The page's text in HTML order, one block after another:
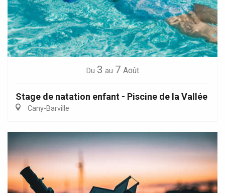
Du 3 au 7 Août
Stage de natation enfant - Piscine de la Vallée
Cany-Barville